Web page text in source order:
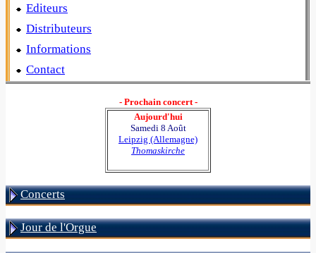
Editeurs
Distributeurs
Informations
Contact
- Prochain concert -
Aujourd'hui
Samedi 8 Août
Leipzig (Allemagne)
Thomaskirche
Concerts
Jour de l'Orgue